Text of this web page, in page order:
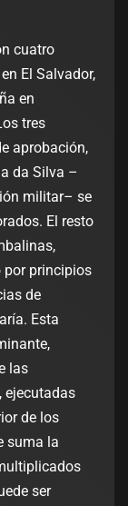
cuatro
El Salvador,
en
tres
aprobación,
da Silva –
militar– se
El resto
por principios
de
Esta
las
ejecutadas
de los
suma la
ser